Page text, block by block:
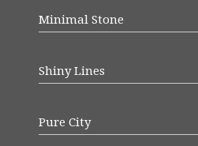
Minimal Stone
Shiny Lines
Pure City